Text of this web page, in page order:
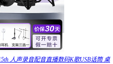
人声录音配音直播数码K歌USB话筒 桌